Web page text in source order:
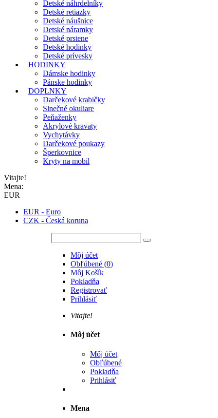
Detské náhrdelníky
Detské retiazky
Detské náušnice
Detské náramky
Detské prstene
Detské hodinky
Detské prívesky
HODINKY
Dámske hodinky
Pánske hodinky
DOPLNKY
Darčekové krabičky
Slnečné okuliare
Peňaženky
Akrylové kravaty
Vychytávky
Darčekové poukazy
Šperkovnice
Kryty na mobil
Vitajte!
Mena:
EUR
EUR - Euro
CZK - Česká koruna
Môj účet
Obľúbené (0)
Môj Košík
Pokladňa
Registrovať
Prihlásiť
Vitajte!
Môj účet
Môj účet
Obľúbené
Pokladňa
Prihlásiť
Mena